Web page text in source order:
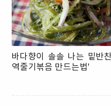
바다향이 솔솔 나는 밑반
역줄기볶음 만드는법'